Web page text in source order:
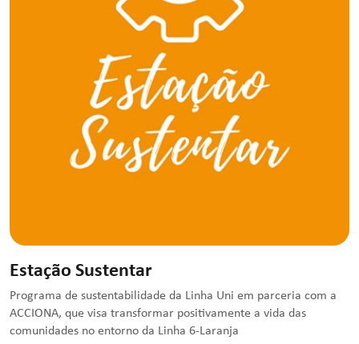
Estação Sustentar
Programa de sustentabilidade da Linha Uni em parceria com a
ACCIONA, que visa transformar positivamente a vida das
comunidades no entorno da Linha 6-Laranja